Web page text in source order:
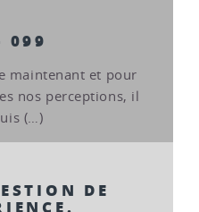
099
maintenant et pour
nos perceptions, il
(…)
DE